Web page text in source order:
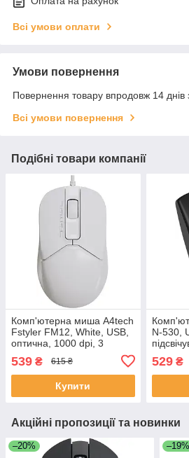
Всі умови оплати
Умови повернення
Повернення товару впродовж 14 днів
Всі умови повернення
Подібні товари компанії
Комп'ютерна миша A4tech
Fstyler FM12, White, USB,
оптична, 1000 dpi, 3
539 ₴ 615 ₴
Купити
N-530,
529₴
Акційні пропозиції та новинки
–20% –19%